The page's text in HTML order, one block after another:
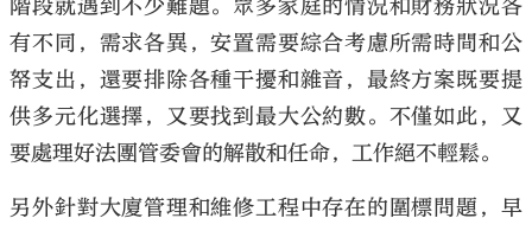
階段就遇到不少難題。眾多家庭的情況和財務狀況各
有不同，需求各異，安置需要綜合考慮所需時間和公
帑支出，還要排除各種干擾和雜音，最終方案既要提
供多元化選擇，又要找到最大公約數。不僅如此，又
要處理好法團管委會的解散和任命，工作絕不輕鬆。
另外針對大廈管理和維修工程中存在的圍標問題，早